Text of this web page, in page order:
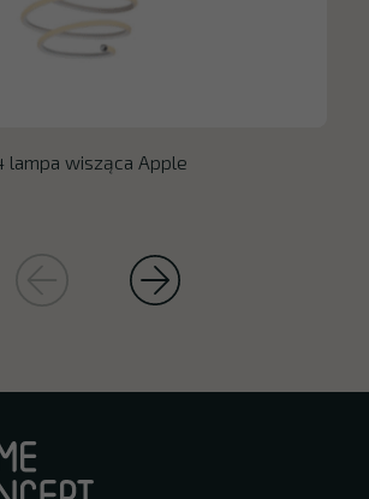
lampa wisząca Apple